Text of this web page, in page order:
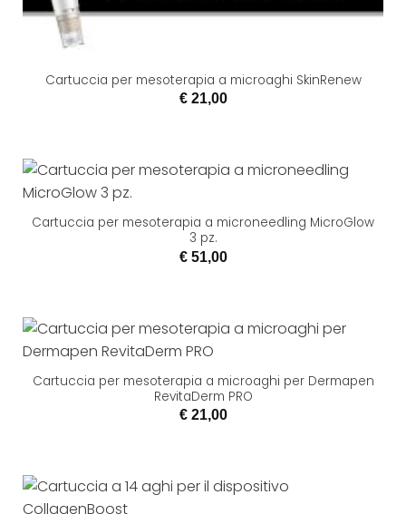
Cartuccia per mesoterapia a microaghi SkinRenew
€21,00
Cartuccia per mesoterapia a microneedling MicroGlow
3 pz.
€51,00
Cartuccia per mesoterapia a microaghi per Dermapen
RevitaDerm PRO
€21,00